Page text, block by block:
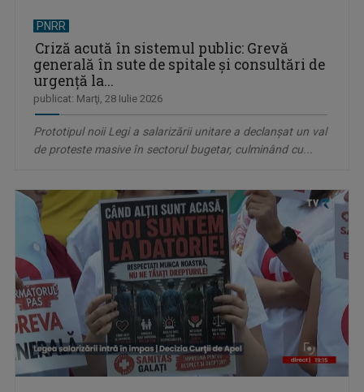
PNRR
Criză acută în sistemul public: Grevă
generală în sute de spitale și consultări de
urgență la...
publicat: Marţi, 28 Iulie 2026
Prototipul noii Legi a salarizării unitare a declanșat un val
de proteste masive în sectorul bugetar, culminând cu...